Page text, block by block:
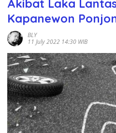
Akibat Laka
Kapanewon
BLY
11 July 2022 14:30 WIB